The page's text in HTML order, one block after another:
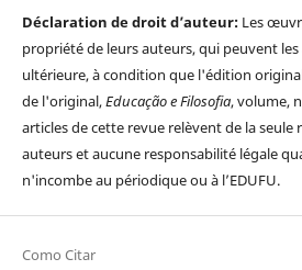
Déclaration de droit d’auteur: Les
propriété de leurs auteurs, qui peuvent
ultérieure, à condition que l'édition
de l'original,Educação e Filosofia, volume,
articles de cette revue relèvent de la seule
auteurs et aucune responsabilité légale
n'incombe au périodique ou à l’EDUFU.
Como Citar